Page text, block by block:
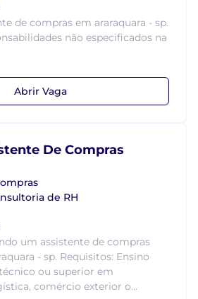
de compras em araraquara - sp.
não especificados na
Abrir Vaga
De Compras
de RH
um assistente de compras
- sp. Requisitos: Ensino
ou superior em
comércio exterior o...